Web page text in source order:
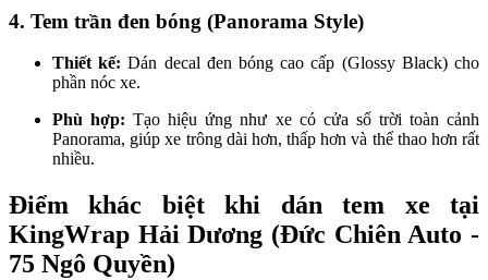
4. Tem trần đen bóng (Panorama Style)
Thiết kế: Dán decal đen bóng cao cấp (Glossy Black) cho
phần nóc xe.
Phù hợp: Tạo hiệu ứng như xe có cửa sổ trời toàn cảnh
Panorama, giúp xe trông dài hơn, thấp hơn và thể thao hơn rất
nhiều.
Điểm khác biệt khi dán tem xe tại
KingWrap Hải Dương (Đức Chiên Auto -
75 Ngô Quyền)